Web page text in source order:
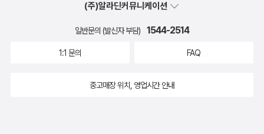
(주)알라딘커뮤니케이션
일반문의 (발신자 부담) 1544-2514
1:1 문의 FAQ
중고매장 위치, 영업시간 안내